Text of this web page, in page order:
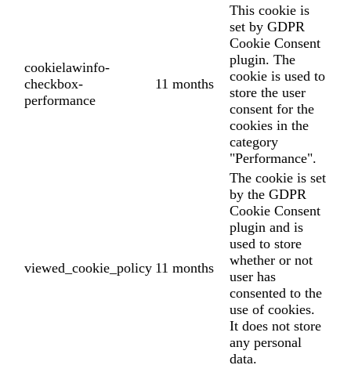
cookielawinfo-
checkbox-
performance
11 months
This cookie is
set by GDPR
Cookie Consent
plugin. The
cookie is used to
store the user
consent for the
cookies in the
category
"Performance".
viewed_cookie_policy 11 months
The cookie is set
by the GDPR
Cookie Consent
plugin and is
used to store
whether or not
user has
consented to the
use of cookies.
It does not store
any personal
data.